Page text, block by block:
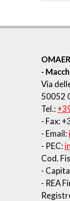
-
Via
50052
Tel.:
- Fax:
- Email:
- PEC:
Cod.
-
- REA